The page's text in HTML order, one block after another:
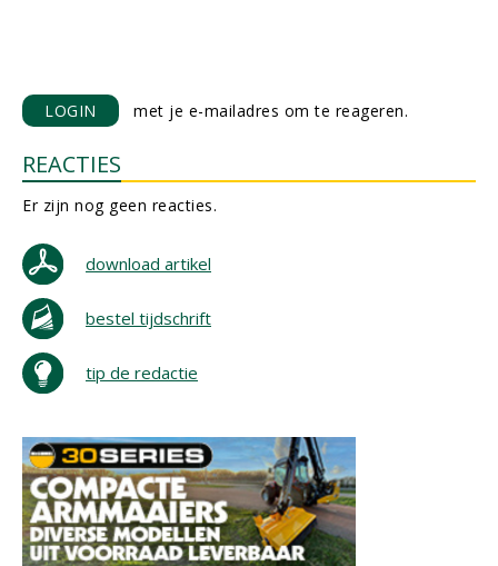
LOGIN met je e-mailadres om te reageren.
REACTIES
Er zijn nog geen reacties.
download artikel
bestel tijdschrift
tip de redactie